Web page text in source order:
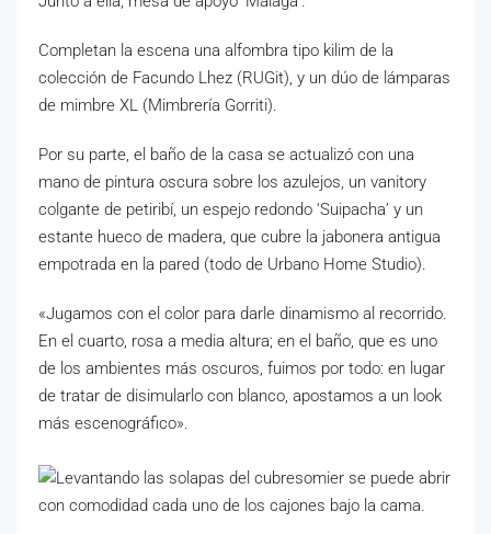
Completan la escena una alfombra tipo kilim de la
colección de Facundo Lhez (RUGit), y un dúo de lámparas
de mimbre XL (Mimbrería Gorriti).
Por su parte, el baño de la casa se actualizó con una
mano de pintura oscura sobre los azulejos, un vanitory
colgante de petiribí, un espejo redondo ‘Suipacha’ y un
estante hueco de madera, que cubre la jabonera antigua
empotrada en la pared (todo de Urbano Home Studio).
«Jugamos con el color para darle dinamismo al recorrido.
En el cuarto, rosa a media altura; en el baño, que es uno
de los ambientes más oscuros, fuimos por todo: en lugar
de tratar de disimularlo con blanco, apostamos a un look
más escenográfico».